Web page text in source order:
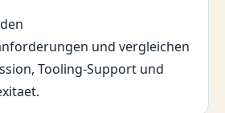
und vergleichen
Tooling-Support und